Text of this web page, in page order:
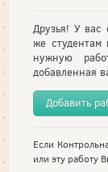
Друзья! У вас
же
нужную
добавленная
Добавить
Если
или эту работу